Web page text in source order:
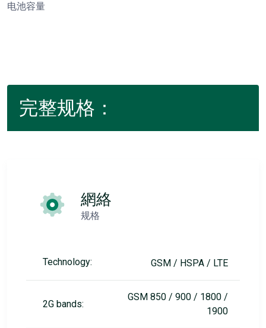
电池容量
完整规格：
網絡
规格
Technology: GSM / HSPA / LTE
2G bands:
GSM 850 / 900 / 1800 /
1900